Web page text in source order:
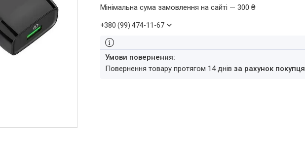
Мінімальна сума замовлення на сайті — 300 ₴
+380 (99) 474-11-67
повернення товару протягом 14 днів за рахунок покупця